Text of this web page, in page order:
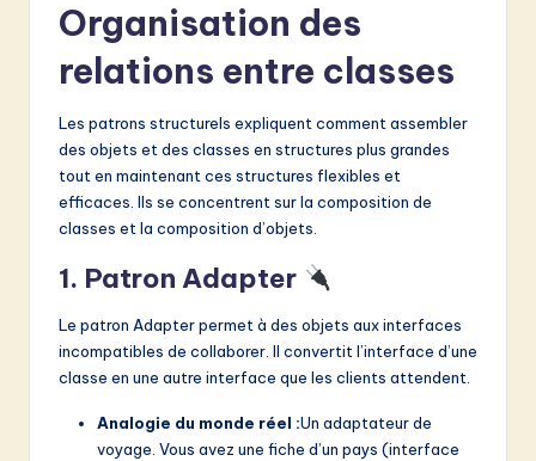
Organisation des
relations entre classes
Les patrons structurels expliquent comment assembler
des objets et des classes en structures plus grandes
tout en maintenant ces structures flexibles et
efficaces. Ils se concentrent sur la composition de
classes et la composition d’objets.
1. Patron Adapter
Le patron Adapter permet à des objets aux interfaces
incompatibles de collaborer. Il convertit l’interface d’une
classe en une autre interface que les clients attendent.
Analogie du monde réel :Un adaptateur de
voyage. Vous avez une fiche d’un pays (interface